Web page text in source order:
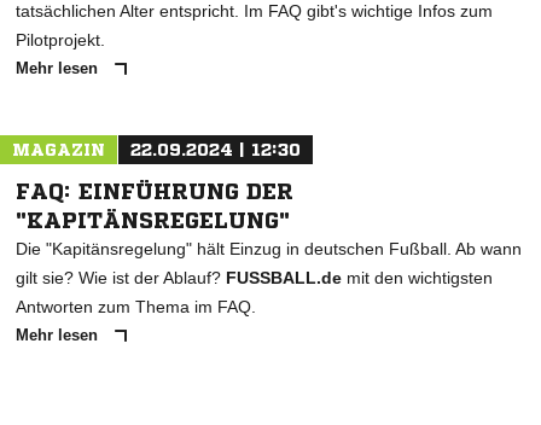
tatsächlichen Alter entspricht. Im FAQ gibt's wichtige Infos zum
Pilotprojekt.
Mehr lesen
MAGAZIN 22.09.2024 | 12:30
FAQ: EINFÜHRUNG DER
"KAPITÄNSREGELUNG"
Die "Kapitänsregelung" hält Einzug in deutschen Fußball. Ab wann
gilt sie? Wie ist der Ablauf? FUSSBALL.de mit den wichtigsten
Antworten zum Thema im FAQ.
Mehr lesen